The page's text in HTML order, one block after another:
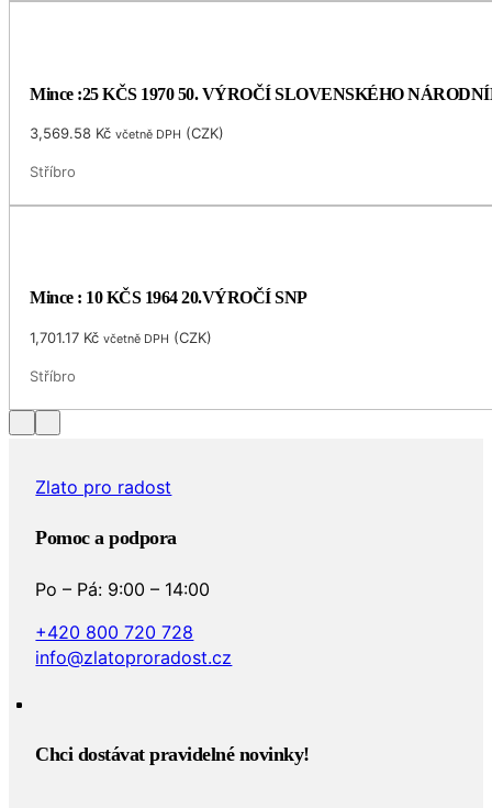
Mince :25 KČS 1970 50. VÝROČÍ SLOVENSKÉHO
3,569.58 Kč včetně DPH (CZK)
Stříbro
Mince : 10 KČS 1964 20.VÝROČÍ SNP
1,701.17 Kč včetně DPH (CZK)
Stříbro
Zlato pro radost
Pomoc a podpora
Po – Pá: 9:00 – 14:00
+420 800 720 728
info@zlatoproradost.cz
Chci dostávat pravidelné novinky!​